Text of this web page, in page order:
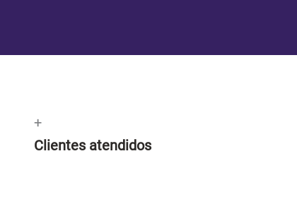
+
Clientes atendidos